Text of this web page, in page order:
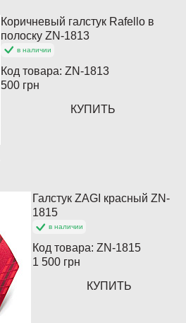
Коричневый галстук Rafello в
полоску ZN-1813
в наличии
Код товара: ZN-1813
500 грн
КУПИТЬ
Галстук ZAGI красный ZN-
1815
в наличии
Код товара:ZN-1815
1 500 грн
КУПИТЬ